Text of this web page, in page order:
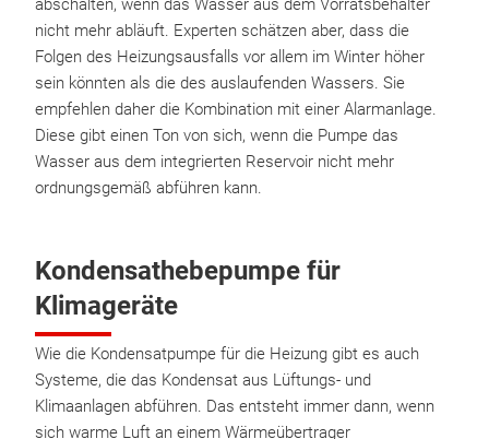
abschalten, wenn das Wasser aus dem Vorratsbehälter
nicht mehr abläuft. Experten schätzen aber, dass die
Folgen des Heizungsausfalls vor allem im Winter höher
sein könnten als die des auslaufenden Wassers. Sie
empfehlen daher die Kombination mit einer Alarmanlage.
Diese gibt einen Ton von sich, wenn die Pumpe das
Wasser aus dem integrierten Reservoir nicht mehr
ordnungsgemäß abführen kann.
Kondensathebepumpe für
Klimageräte
Wie die Kondensatpumpe für die Heizung gibt es auch
Systeme, die das Kondensat aus Lüftungs- und
Klimaanlagen abführen. Das entsteht immer dann, wenn
sich warme Luft an einem Wärmeübertrager